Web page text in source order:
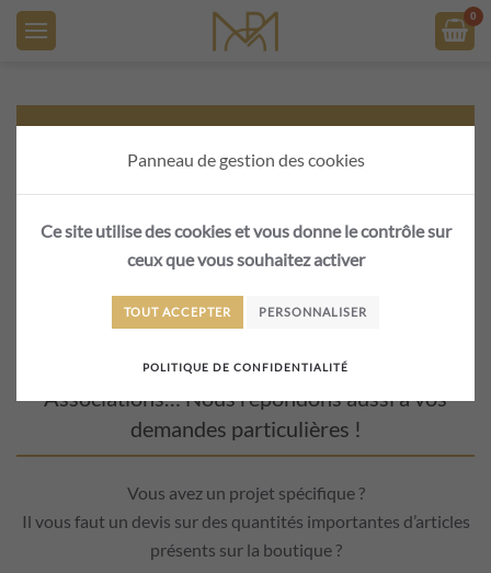
Panneau de gestion des cookies
Ce site utilise des cookies et vous donne le contrôle sur
ceux que vous souhaitez activer
TOUT ACCEPTER PERSONNALISER
POLITIQUE DE CONFIDENTIALITÉ
Skip to main content
SOUHAITE UN DEVIS SUR MESURE
Le sur-mesure c’est quoi ?
Particuliers, Professionnels, Entreprises,
Associations… Nous répondons aussi à vos
demandes particulières !
Vous avez un projet spécifique ?
Il vous faut un devis sur des quantités importantes d’articles
présents sur la boutique ?